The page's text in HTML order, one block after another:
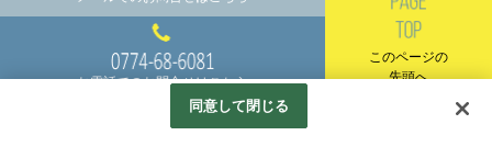
お電話でのお問合せはこちら
このページの
先頭へ
KIZUGAWA UNYU Co., Ltd. All rights reserved.
同意して閉じる